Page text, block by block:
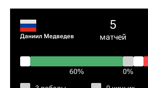
Даниил Медведев
5
матчей
60% 0%